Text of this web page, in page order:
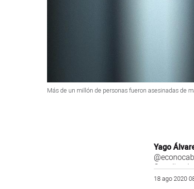
Más de un millón de personas fueron asesinadas de
Yago
18 ago 2020